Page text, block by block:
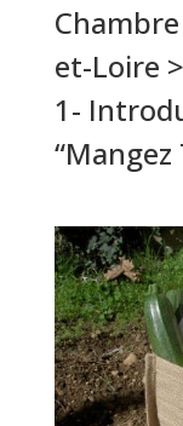
et-Loire
1-